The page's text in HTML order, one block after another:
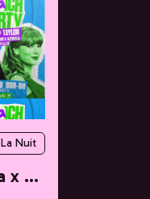
La Nuit
It's B(ea)ch Party #6 - Olivia x Taylor